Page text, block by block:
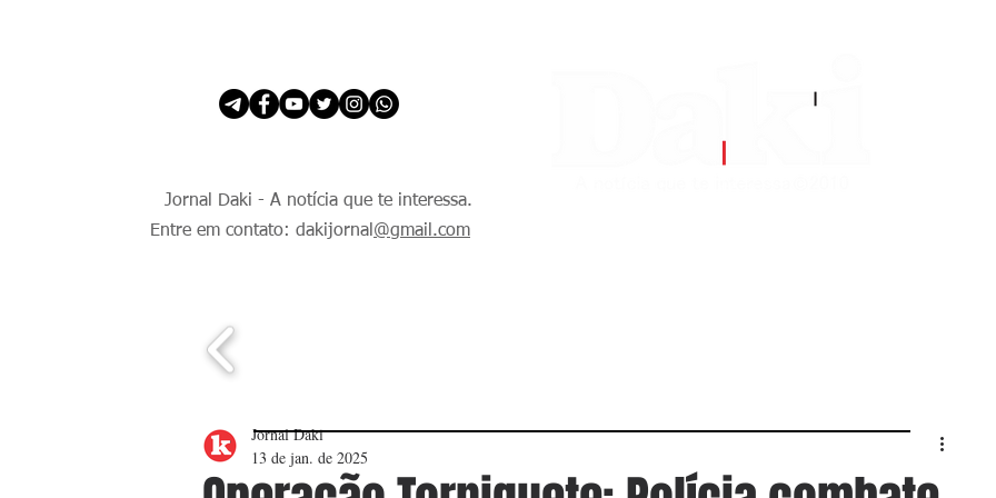
Jornal Daki - A notícia que te interessa.
Entre em contato: dakijornal @gmail.com
Jornal Daki
13 de jan. de 2025